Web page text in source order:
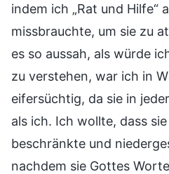
indem ich „Rat und Hilfe“
missbrauchte, um sie zu
es so aussah, als würde
zu verstehen, war ich in
eifersüchtig, da sie in
als ich. Ich wollte, dass
beschränkte und
nachdem sie Gottes